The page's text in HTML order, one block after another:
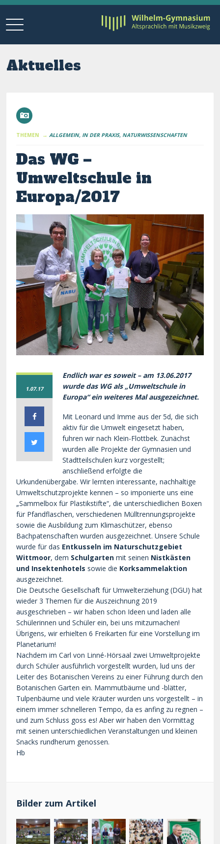
Aktuelles
THEMEN → ALLGEMEIN IN DER PRAXIS NATURWISSENSCHAFTEN
Das WG –
Umweltschule in
Europa/2017
1.07.17
Endlich war es soweit – am 13.06.2017
wurde das WG als „Umweltschule in
Europa“ ein weiteres Mal ausgezeichnet.
Mit Leonard und Imme aus der 5d, die sich
aktiv für die Umwelt eingesetzt haben,
fuhren wir nach Klein-Flottbek. Zunächst
wurden alle Projekte der Gymnasien und
Stadtteilschulen kurz vorgestellt;
anschließend erfolgte die
Urkundenübergabe. Wir lernten interessante, nachhaltige
Umweltschutzprojekte kennen – so imponierte uns eine
„Sammelbox für Plastikstifte“, die unterschiedlichen Boxen
für Pfandflaschen, verschiedenen Mülltrennungsprojekte
sowie die Ausbildung zum Klimaschützer, ebenso
Bachpatenschaften wurden ausgezeichnet. Unsere Schule
wurde für das Entkusseln im Naturschutzgebiet
Wittmoor, dem Schulgarten mit seinen Nistkästen
und Insektenhotels sowie die Korksammelaktion
ausgezeichnet.
Die Deutsche Gesellschaft für Umwelterziehung (DGU) hat
wieder 3 Themen für die Auszeichnung 2019
ausgeschrieben – wir haben schon Ideen und laden alle
Schülerinnen und Schüler ein, bei uns mitzumachen!
Übrigens, wir erhielten 6 Freikarten für eine Vorstellung im
Planetarium!
Nachdem im Carl von Linné-Hörsaal zwei Umweltprojekte
durch Schüler ausführlich vorgestellt wurden, lud uns der
Leiter des Botanischen Vereins zu einer Führung durch den
Botanischen Garten ein. Mammutbäume und -blätter,
Tulpenbäume und viele Kräuter wurden uns vorgestellt – in
einem immer schnelleren Tempo, da es anfing zu regnen –
und zum Schluss goss es! Aber wir haben den Vormittag
mit seinen unterschiedlichen Veranstaltungen und kleinen
Snacks rundherum genossen.
Hb
Bilder zum Artikel